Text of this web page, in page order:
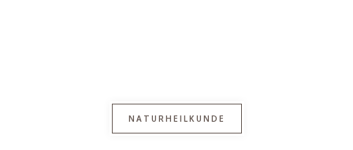
NATURHEILKUNDE